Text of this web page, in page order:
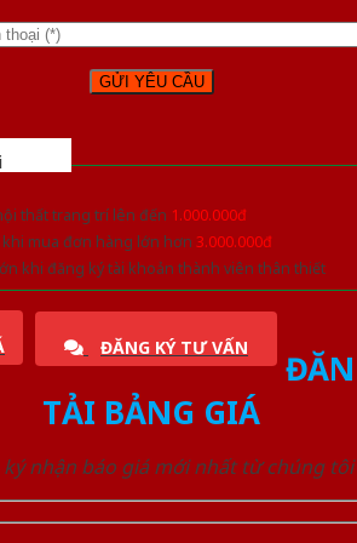
thất trang trí lên đến 1.000.000đ
khi mua đơn hàng lớn hơn 3.000.000đ
khi đăng ký tài khoản thành viên thân thiết
ĐĂNG KÝ TƯ VẤN
TẢI BẢNG GIÁ
nhận báo giá mới nhất từ chúng tôi